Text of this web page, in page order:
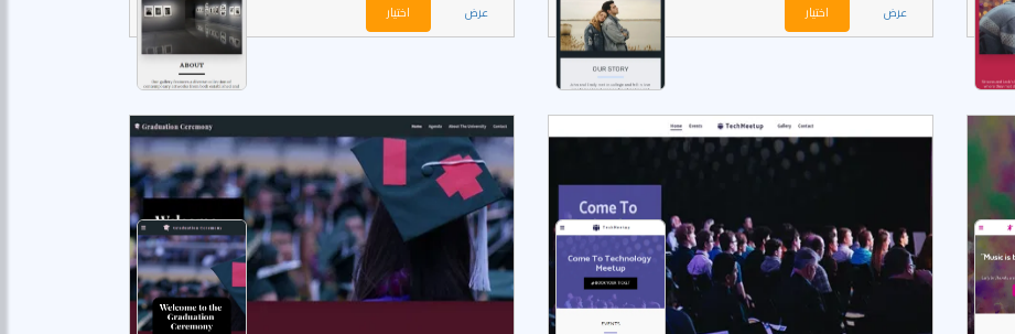
عرض اختيار عرض اختيار